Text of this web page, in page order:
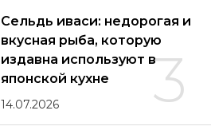
3
Сельдь иваси: недорогая и
вкусная рыба, которую
издавна используют в
японской кухне
14.07.2026